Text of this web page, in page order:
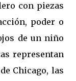
con piezas
poder o
de un niño
representan
Chicago, las